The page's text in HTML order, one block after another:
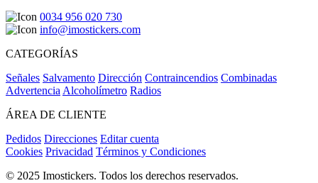
0034 956 020 730
info@imostickers.com
CATEGORÍAS
Señales Salvamento Dirección Contraincendios Combinadas
Advertencia Alcoholímetro Radios
ÁREA DE CLIENTE
Pedidos Direcciones Editar cuenta
Cookies Privacidad Términos y Condiciones
© 2025 Imostickers. Todos los derechos reservados.